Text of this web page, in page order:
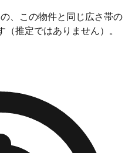
、この物件と同じ広さ帯の
推定ではありません）。